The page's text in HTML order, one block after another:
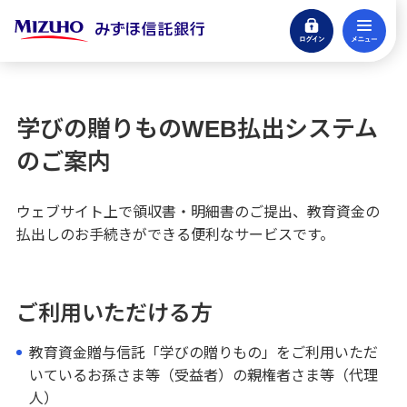
ログイン
閉じる
公益信託
提出資料について
学びの贈りものWEB払出システムのご案内
商品概要
学びの贈りものWEB払出システム
のご案内
ウェブサイト上で領収書・明細書のご提出、教育資金の
払出しのお手続きができる便利なサービスです。
ご利用いただける方
教育資金贈与信託「学びの贈りもの」をご利用いただ
いているお孫さま等（受益者）の親権者さま等（代理
人）